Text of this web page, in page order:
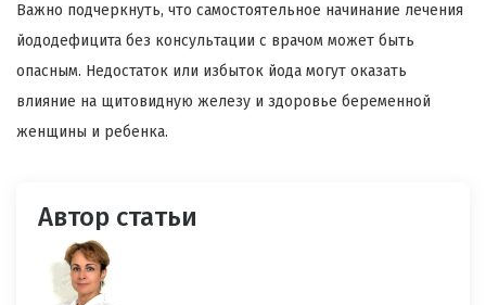
Важно подчеркнуть, что самостоятельное начинание лечения
йододефицита без консультации с врачом может быть
опасным. Недостаток или избыток йода могут оказать
влияние на щитовидную железу и здоровье беременной
женщины и ребенка.
Автор статьи